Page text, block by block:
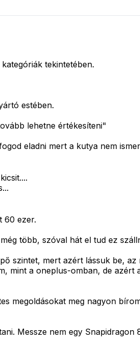
tekintetében.
estében.
lehetne értékesíteni"
eladni mert a kutya nem
60 ezer.
több, szóval hát el tud ez
szintet, mert azért lássuk be, az
mint a oneplus-omban, de
megoldásokat meg nagyon
Messze nem egy Snapidragon